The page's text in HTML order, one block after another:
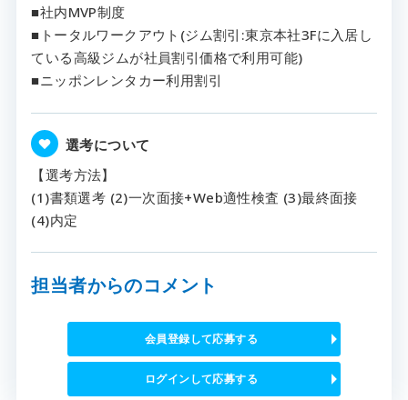
■社内MVP制度
■トータルワークアウト(ジム割引:東京本社3Fに入居し
ている高級ジムが社員割引価格で利用可能)
■ニッポンレンタカー利用割引
選考について
【選考方法】
(1)書類選考 (2)一次面接+Web適性検査 (3)最終面接
(4)内定
担当者からのコメント
会員登録して応募する
ログインして応募する